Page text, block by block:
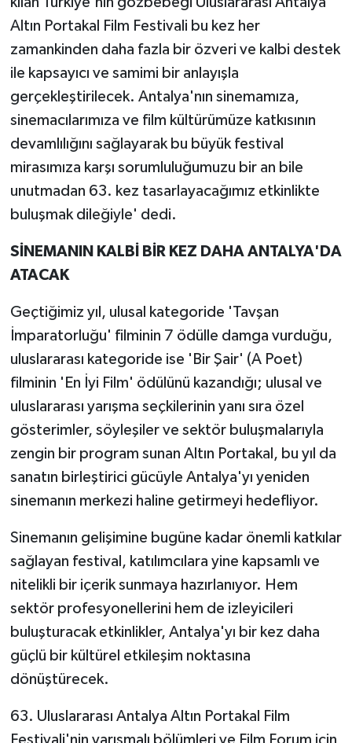
Altın Portakal Film Festivali bu kez her
zamankinden daha fazla bir özveri ve kalbi destek
ile kapsayıcı ve samimi bir anlayışla
gerçekleştirilecek. Antalya'nın sinemamıza,
sinemacılarımıza ve film kültürümüze katkısının
devamlılığını sağlayarak bu büyük festival
mirasımıza karşı sorumluluğumuzu bir an bile
unutmadan 63. kez tasarlayacağımız etkinlikte
buluşmak dileğiyle' dedi.
SİNEMANIN KALBİ BİR KEZ DAHA ANTALYA'DA
ATACAK
Geçtiğimiz yıl, ulusal kategoride 'Tavşan
İmparatorluğu' filminin 7 ödülle damga vurduğu,
uluslararası kategoride ise 'Bir Şair' (A Poet)
filminin 'En İyi Film' ödülünü kazandığı; ulusal ve
uluslararası yarışma seçkilerinin yanı sıra özel
gösterimler, söyleşiler ve sektör buluşmalarıyla
zengin bir program sunan Altın Portakal, bu yıl da
sanatın birleştirici gücüyle Antalya'yı yeniden
sinemanın merkezi haline getirmeyi hedefliyor.
Sinemanın gelişimine bugüne kadar önemli katkılar
sağlayan festival, katılımcılara yine kapsamlı ve
nitelikli bir içerik sunmaya hazırlanıyor. Hem
sektör profesyonellerini hem de izleyicileri
buluşturacak etkinlikler, Antalya'yı bir kez daha
güçlü bir kültürel etkileşim noktasına
dönüştürecek.
63. Uluslararası Antalya Altın Portakal Film
Festivali'nin yarışmalı bölümleri ve Film Forum için